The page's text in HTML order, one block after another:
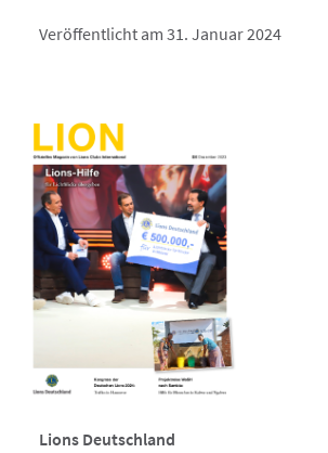
Veröffentlicht am 31. Januar 2024
Lions Deutschland